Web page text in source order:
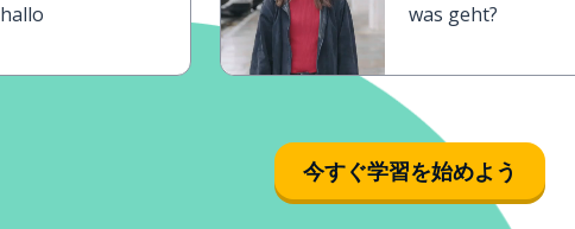
hallo
was geht?
今すぐ学習を始めよう